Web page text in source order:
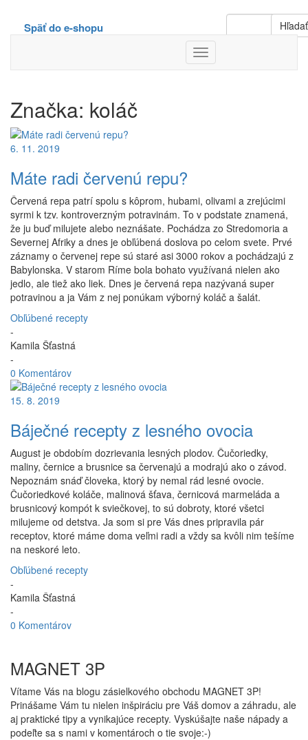
Hľadať
Späť do e-shopu
Toggle
Navigation
Značka: koláč
6. 11. 2019
Máte radi červenú repu?
Červená repa patrí spolu s kôprom, hubami, olivami a zrejúcimi
syrmi k tzv. kontroverzným potravinám. To v podstate znamená,
že ju buď milujete alebo neznášate. Pochádza zo Stredomoria a
Severnej Afriky a dnes je obľúbená doslova po celom svete. Prvé
záznamy o červenej repe sú staré asi 3000 rokov a pochádzajú z
Babylonska. V starom Ríme bola bohato využívaná nielen ako
jedlo, ale tiež ako liek. Dnes je červená repa nazývaná super
potravinou a ja Vám z nej ponúkam výborný koláč a šalát.
Obľúbené recepty
-
Kamila Šťastná
-
0 Komentárov
15. 8. 2019
Báječné recepty z lesného ovocia
August je obdobím dozrievania lesných plodov. Čučoriedky,
maliny, černice a brusnice sa červenajú a modrajú ako o závod.
Nepoznám snáď človeka, ktorý by nemal rád lesné ovocie.
Čučoriedkové koláče, malinová šťava, černicová marmeláda a
brusnicový kompót k sviečkovej, to sú dobroty, ktoré všetci
milujeme od detstva. Ja som si pre Vás dnes pripravila pár
receptov, ktoré máme doma veľmi radi a vždy sa kvôli nim tešíme
na neskoré leto.
Obľúbené recepty
-
Kamila Šťastná
-
0 Komentárov
MAGNET 3P
Vítame Vás na blogu zásielkového obchodu MAGNET 3P!
Prinášame Vám tu nielen inšpiráciu pre Váš domov a záhradu, ale
aj praktické tipy a vynikajúce recepty. Vyskúšajte naše nápady a
podeľte sa s nami v komentároch o tie svoje:-)